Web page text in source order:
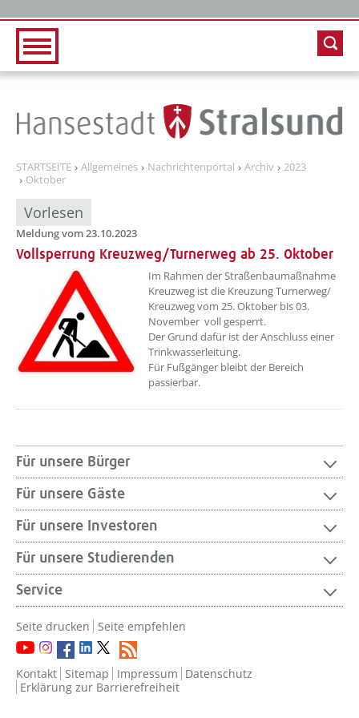
STARTSEITE Allgemeines Nachrichtenportal Archiv
2023
Oktober
Vorlesen
Meldung vom 23.10.2023
Vollsperrung Kreuzweg/Turnerweg ab 25. Oktober
??? absaetzeOben[1]/titel ???
Im Rahmen der Straßenbaumaßnahme
Kreuzweg ist die Kreuzung Turnerweg/
Kreuzweg vom 25. Oktober bis 03.
November voll gesperrt.
Der Grund dafür ist der Anschluss einer
Trinkwasserleitung.
Für Fußgänger bleibt der Bereich
passierbar.
Für unsere Bürger
Für unsere Gäste
Für unsere Investoren
Für unsere Studierenden
Service
Seite drucken Seite empfehlen
Kontakt Sitemap Impressum Datenschutz
Erklärung zur Barrierefreiheit